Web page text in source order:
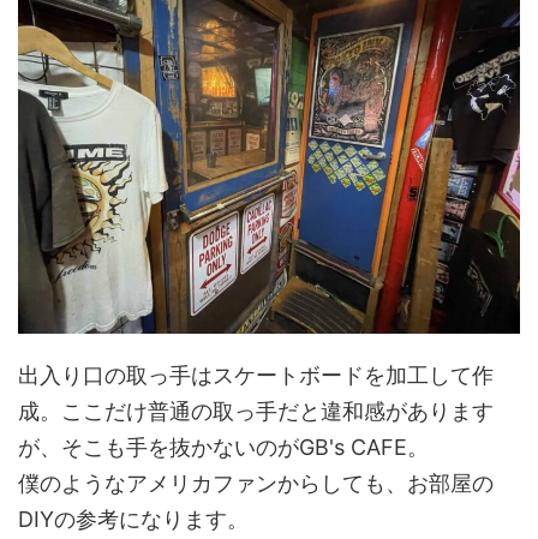
出入り口の取っ手はスケートボードを加工して作
成。ここだけ普通の取っ手だと違和感があります
が、そこも手を抜かないのがGB's CAFE。
僕のようなアメリカファンからしても、お部屋の
DIYの参考になります。